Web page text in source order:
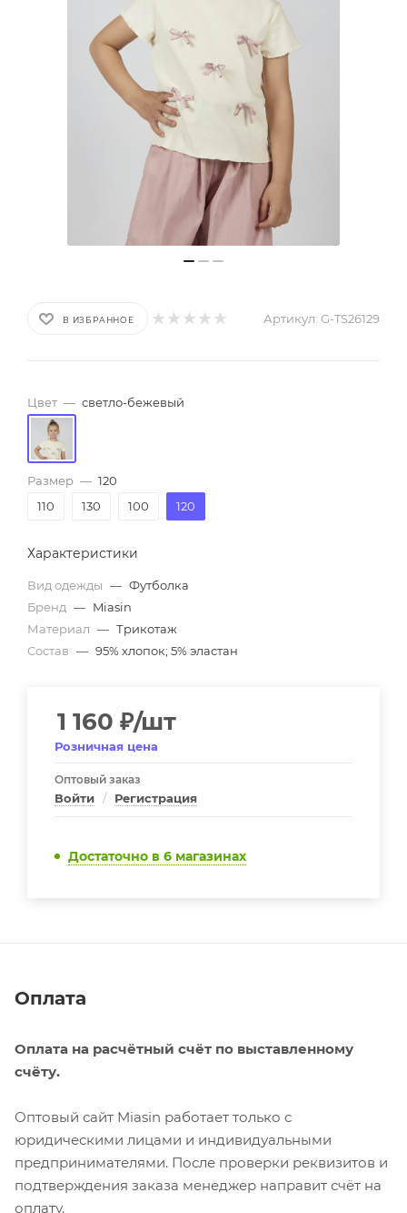
В ИЗБРАННОЕ Артикул: G-TS26129
Цвет — светло-бежевый
Размер — 120
110
130 100 120
Характеристики
Вид одежды — Футболка
Бренд — Miasin
Материал — Трикотаж
Состав — 95% хлопок; 5% эластан
1 160 ₽/шт
Розничная цена
Оптовый заказ
Войти / Регистрация
Достаточно в 6 магазинах
Оплата
Оплата на расчётный счёт по выставленному
счёту.
Оптовый сайт Miasin работает только с
юридическими лицами и индивидуальными
предпринимателями. После проверки реквизитов и
подтверждения заказа менеджер направит счёт на
оплату.